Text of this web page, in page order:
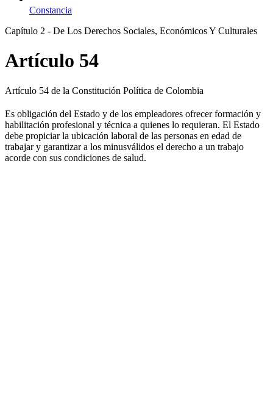
Constancia
Capítulo 2 - De Los Derechos Sociales, Económicos Y Culturales
Artículo 54
Artículo 54 de la Constitución Política de Colombia
Es obligación del Estado y de los empleadores ofrecer formación y
habilitación profesional y técnica a quienes lo requieran. El Estado
debe propiciar la ubicación laboral de las personas en edad de
trabajar y garantizar a los minusválidos el derecho a un trabajo
acorde con sus condiciones de salud.